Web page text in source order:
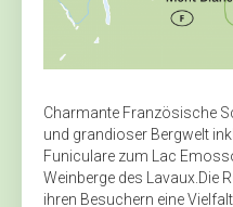
Charmante Französische
und grandioser Bergwelt
Funiculare zum Lac
Weinberge des Lavaux.Die
ihren Besuchern eine